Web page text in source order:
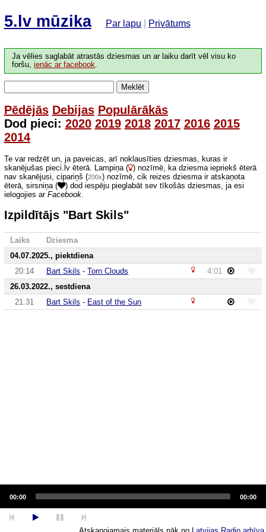
5.lv mūzika Par lapu Privātums
Ja vēlies saglabāt atrastās dziesmas un ar laiku darīt vēl visu ko
foršu,ienāc ar facebook.
Meklēt
Pēdējās Debijas Populārākās
Dod pieci: 2020 2019 2018 2017 2016 2015
2014
Te var redzēt un, ja paveicas, arī noklausīties dziesmas, kuras ir
skanējušas pieci.lv ēterā. Lampiņa ( ) nozīmē, ka dziesma iepriekš ēterā
nav skanējusi, cipariņš (200x) nozīmē, cik reizes dziesma ir atskaņota
ēterā, sirsniņa (
) dod iespēju pieglabāt sev tīkošās dziesmas, ja esi
ielogojies ar Facebook.
Izpildītājs "Bart Skils"
Laiks
Dziesma
04.07.2025., piektdiena
20:14
Bart Skils -Torn Clouds
4:01
26.03.2022., sestdiena
21:31
Bart Skils - East of the Sun
Player
00:00 00:00